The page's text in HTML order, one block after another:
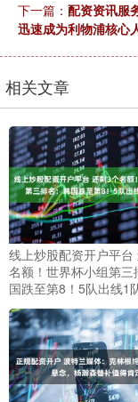
下一篇： 配资资讯服
迅速成为利物浦核心
相关文章
线上炒股配资开户平台
名额！世界杯小组第三
国跌至第8！5队出线1